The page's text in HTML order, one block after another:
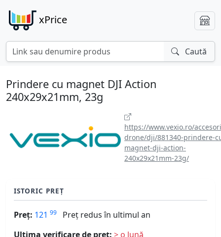
xPrice
Caută
Prindere cu magnet DJI Action
240x29x21mm, 23g
https://www.vexio.ro/
drone/dji/881340-prindere-
magnet-dji-action-
240x29x21mm-23g/
ISTORIC PREȚ
Preț: 121 99
Preț redus în ultimul an
Ultima verificare de preț: > o lună